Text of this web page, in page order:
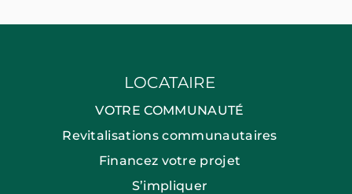
LOCATAIRE
VOTRE COMMUNAUTÉ
Revitalisations communautaires
Financez votre projet
S’impliquer